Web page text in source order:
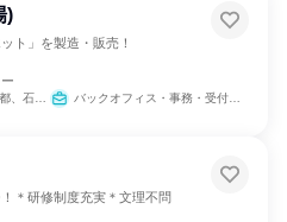
)
ト」を製造・販売！
広島県、福岡県 バックオフィス・事務・受付、経営/事業企画、営業、製造・生産工程、学術研究、経理/税務/財務、人事、総務、法務/知財、商品企画、マーケティング・広告・宣伝
＊研修制度充実＊文理不問